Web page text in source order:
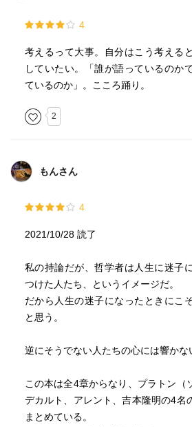
4
考えるって大事。自分はこう考える
していたい。「誰が語っているのか
ているのか」。こころ踊り。
2
もんさん
4
2021/10/28 読了
私の持論だが、哲学者は人生に迷子
つけた人たち、というイメージだ。
だから人生の迷子になったときにこ
と思う。
逆にそうでない人たちの心には響かな
この本は全4章からなり、プラトン（
デカルト、アレント、吉本隆明の4名
まとめている。